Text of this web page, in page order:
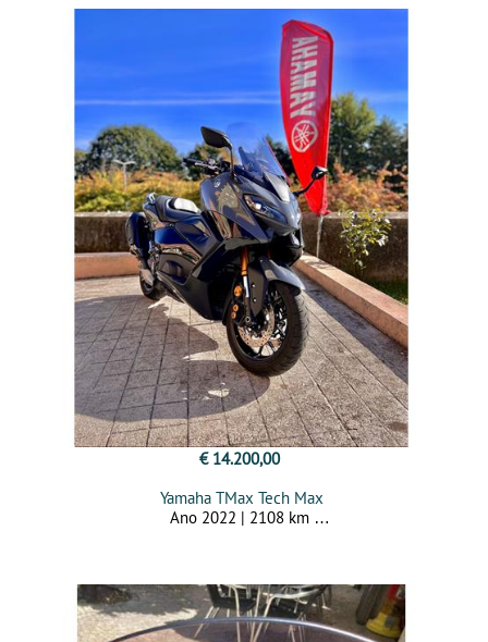
€ 14.200,00
Yamaha TMax Tech Max
Ano 2022 | 2108 km